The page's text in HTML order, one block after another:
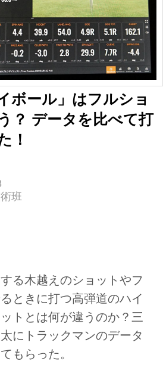
ボール」はフルショ
？ データを比べて打
！
班
る木越えのショットやフ
ときに打つ高弾道のハイ
トとは何が違うのか？三
にトラックマンのデータ
もらった。